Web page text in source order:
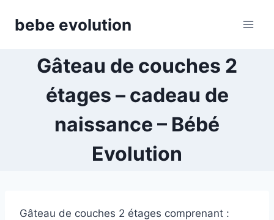
bebe evolution
Gâteau de couches 2
étages – cadeau de
naissance – Bébé
Evolution
Gâteau de couches 2 étages comprenant :